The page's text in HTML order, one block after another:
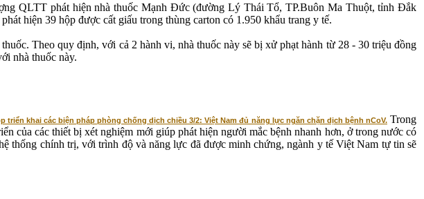
QLTT phát hiện nhà thuốc Mạnh Đức (đường Lý Thái Tổ, TP.Buôn Ma Thuột, tỉnh Đắk
hiện 39 hộp được cất giấu trong thùng carton có 1.950 khẩu trang y tế.
Theo quy định, với cả 2 hành vi, nhà thuốc này sẽ bị xử phạt hành từ 28 - 30 triệu đồng
nhà thuốc này.
khai các biện pháp phòng chống dịch chiều 3/2: Việt Nam đủ năng lực ngăn chặn dịch bệnh nCoV.Trong
của các thiết bị xét nghiệm mới giúp phát hiện người mắc bệnh nhanh hơn, ở trong nước có
thống chính trị, với trình độ và năng lực đã được minh chứng, ngành y tế Việt Nam tự tin sẽ